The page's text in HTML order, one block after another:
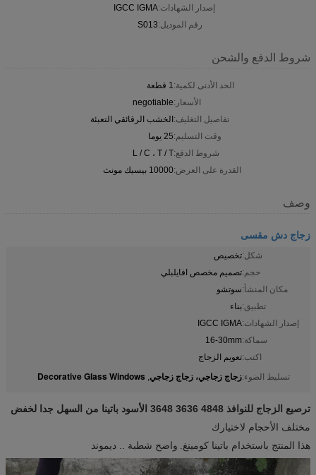
إصدار الشهادات:IGCC IGMA
رقم الموديل:S013
شروط الدفع والشحن
الحد الأدنى لكمية:1 قطعة
الأسعار:negotiable
تفاصيل التغليف:الخشب الرقائقي التعبئة
وقت التسليم:25 يوما
شروط الدفع:L / C ، T / T
القدرة على العرض:10000 بيسيك مونث
وصف
زجاج دش مقسى
شكل:تخصيص
حجم:تصميم مخصص افايلبلي
مكان المنشأ:سوتشو
تطبيق:بناء
إصدار الشهادات:IGCC IGMA
سماكة:16-30mm
اكتب:تعويم الزجاج
تسليط الضوء:زجاج زجاجي، زجاج زجاجي,
Decorative Glass Windows
ترصيع الزجاج للنوافذ 4848 3636 3648 الأسود باتينا من السهل جدا لخفض
مختلف الأحجام لاختيارك
هذا المنتج باستخدام باتينا كومينغ. واضح شطبة .. ديموند